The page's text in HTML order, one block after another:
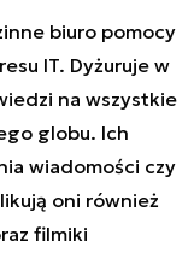
biuro pomocy
IT. Dyżuruje w
na wszystkie
globu. Ich
wiadomości czy
oni również
filmiki